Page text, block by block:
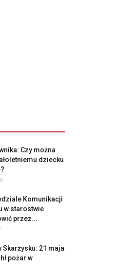
Czy można
dziecku
Komunikacji
w starostwie
przez...
Skarżysku: 21 maja
pożar w